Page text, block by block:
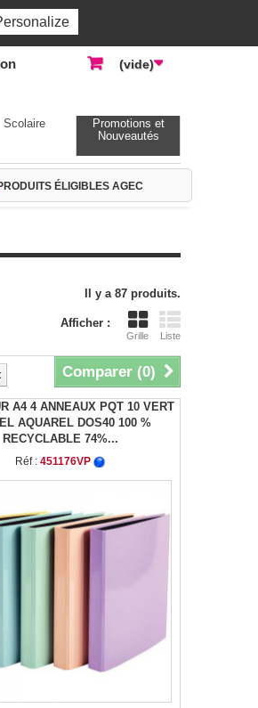
Contactez-nous
(vide)
Scolaire
Promotions et
Nouveautés
ÉLIGIBLES AGEC
Il y a 87 produits.
Afficher :
Grille Liste
Comparer (0)
A4 4 ANNEAUX PQT 10 VERT
AQUAREL DOS40 100 %
RECYCLABLE 74%...
Réf :451176VP